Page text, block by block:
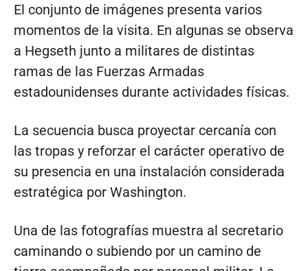
El conjunto de imágenes presenta varios
momentos de la visita. En algunas se observa
a Hegseth junto a militares de distintas
ramas de las Fuerzas Armadas
estadounidenses durante actividades físicas.
La secuencia busca proyectar cercanía con
las tropas y reforzar el carácter operativo de
su presencia en una instalación considerada
estratégica por Washington.
Una de las fotografías muestra al secretario
caminando o subiendo por un camino de